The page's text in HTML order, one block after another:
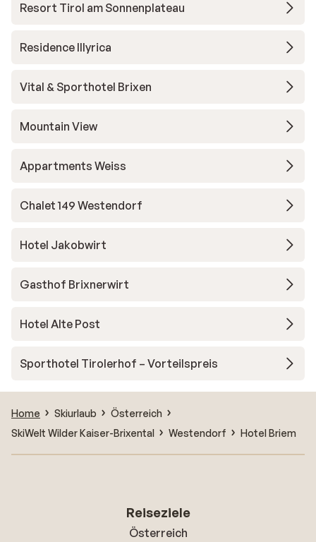
Resort Tirol am Sonnenplateau
Residence Illyrica
Vital & Sporthotel Brixen
Mountain View
Appartments Weiss
Chalet 149 Westendorf
Hotel Jakobwirt
Gasthof Brixnerwirt
Hotel Alte Post
Sporthotel Tirolerhof – Vorteilspreis
Home Skiurlaub
Österreich
SkiWelt Wilder Kaiser-Brixental
Westendorf Hotel Briem
Reiseziele
Österreich